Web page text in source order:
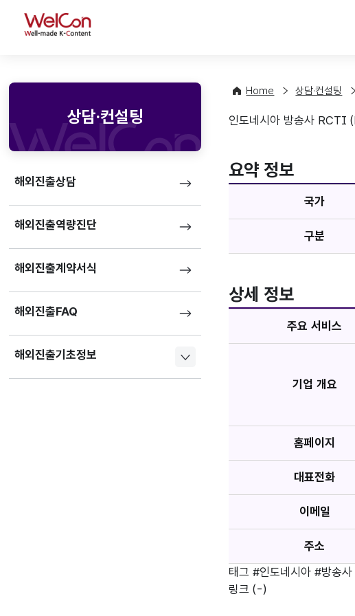
WelCon
상담·컨설팅
해외진출상담
해외진출역량진단
해외진출계약서식
해외진출FAQ
해외진출기초정보
Home 상담·컨설팅
기업정보
인도네시아 방송사
요약 정보
국가
구분
상세 정보
주요 서비스
기업 개요
홈페이지
대표전화
이메일
주소
태그 #인도네시아 #방송사
링크 (-)